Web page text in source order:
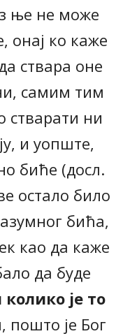
ње не може
онај ко каже
ствара оне
самим тим
стварати ни
и уопште,
биће (досл.
остало било
бића,
као да каже
да буде
је то
је Бог